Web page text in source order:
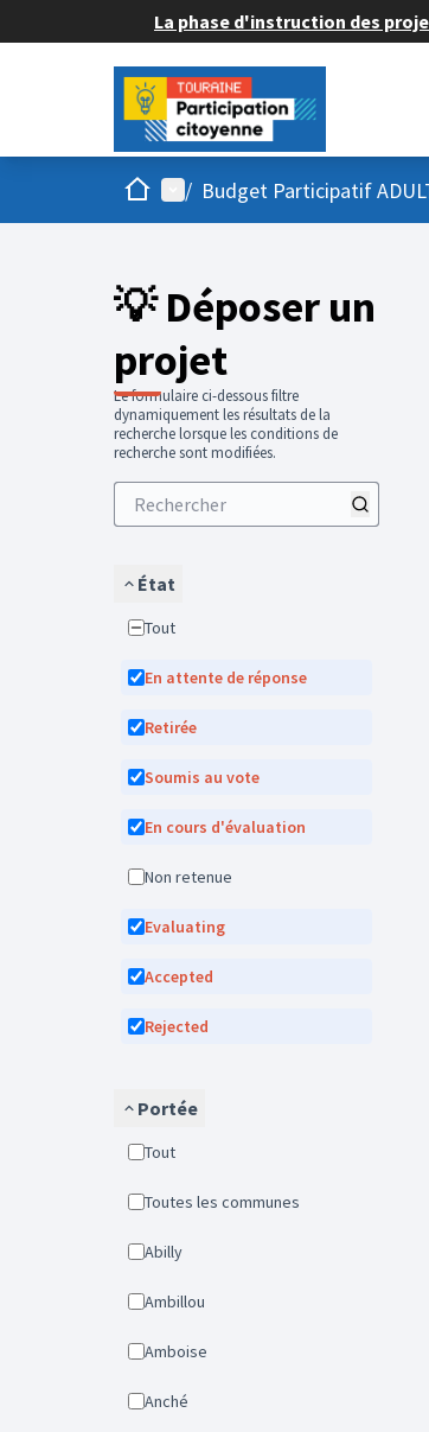
La phase d'instruction des
AccueilMenu principal
/ Budget Participatif
💡 Déposer un
projet
Le formulaire ci-dessous filtre
dynamiquement les résultats de la
recherche lorsque les conditions de
recherche sont modifiées.
État
Tout
En attente de réponse
Retirée
Soumis au vote
En cours d'évaluation
Non retenue
Evaluating
Accepted
Rejected
Portée
Tout
Toutes les communes
Abilly
Ambillou
Amboise
Anché